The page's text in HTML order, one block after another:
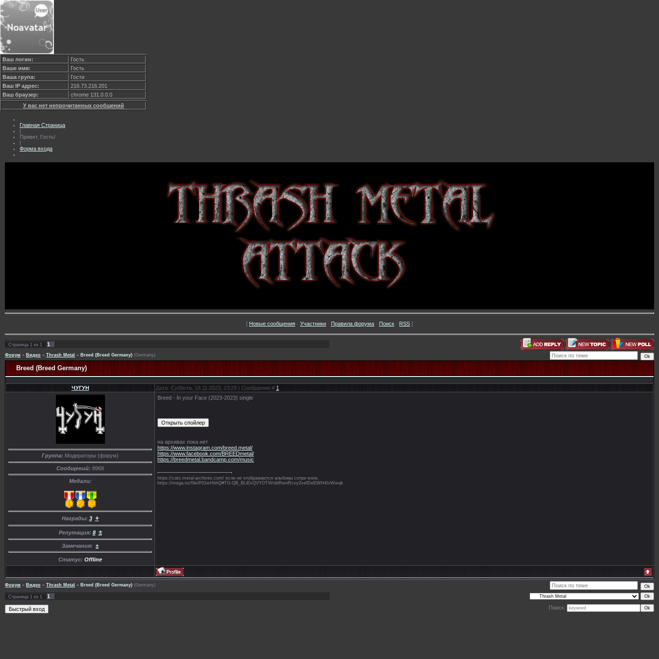
Ваш логин:
Гость
Ваше имя:
Гость
Ваша група:
Гости
Ваш IP адрес:
216.73.216.201
Ваш браузер:
chrome 131.0.0.0
У вас нет непрочитанных сообщений
Главная Страница
|
Привет, Гость!
|
Форма входа
[ Новые сообщения · Участники · Правила форума · Поиск · RSS ]
Страница 1 из 1 1
Форум » Видео » Thrash Metal » Breed (Breed Germany) (Germany)
Breed (Breed Germany)
ЧУГУН Дата: Суббота, 18.11.2023, 23:29 | Сообщение # 1
Группа: Модераторы (форум)
Сообщений: 8968
Медали:
Награды: 3 +
Репутация: 8 ±
Замечания: ±
Статус: Offline
Breed - In your Face (2023-2023) single
на архивах пока нет
https://www.instagram.com/breed.metal/
https://www.facebook.com/BREEDmetal/
https://breedmetal.bandcamp.com/music
https://cats.metal-archives.com/ если не отображаются альбомы сотри www.
https://mega.nz/file/P01wHbhQ#TG-QB_BLiEvQVYOTWnibRwnRcvy2vefDeEWH4IxWwqk
Форум » Видео » Thrash Metal » Breed (Breed Germany) (Germany)
Страница 1 из 1
1
Поиск: